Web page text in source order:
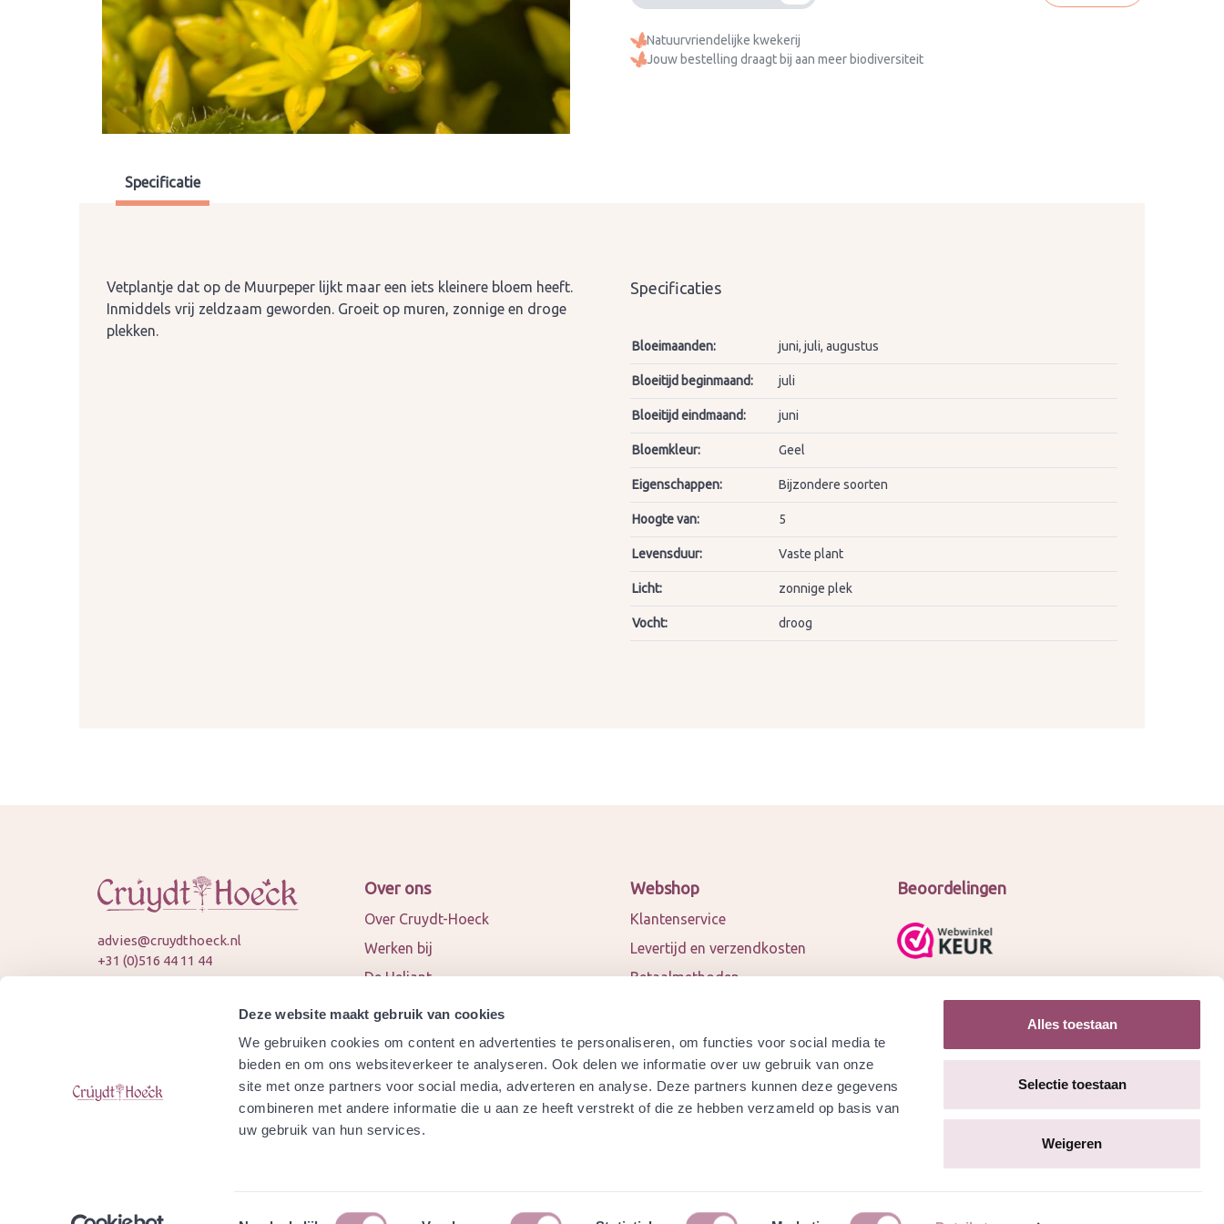
Deze website maakt gebruik van cookies
We gebruiken cookies om content en advertenties te personaliseren, om functies voor social media te
bieden en om ons websiteverkeer te analyseren. Ook delen we informatie over uw gebruik van onze
site met onze partners voor social media, adverteren en analyse. Deze partners kunnen deze gegevens
combineren met andere informatie die u aan ze heeft verstrekt of die ze hebben verzameld op basis van
uw gebruik van hun services.
Toestemmingsselectie
Alles toestaan
Selectie toestaan
Weigeren
Natuurvriendelijke kwekerij
Jouw bestelling draagt bij aan meer biodiversiteit
Specificatie
Vetplantje dat op de Muurpeper lijkt maar een iets kleinere bloem heeft.
Inmiddels vrij zeldzaam geworden. Groeit op muren, zonnige en droge
plekken.
Specificaties
Bloeimaanden: juni, juli, augustus
Bloeitijd beginmaand: juli
Bloeitijd eindmaand: juni
Bloemkleur: Geel
Eigenschappen: Bijzondere soorten
Hoogte van: 5
Levensduur: Vaste plant
Licht: zonnige plek
Vocht: droog
advies@cruydthoeck.nl
+31 (0)516 44 11 44
Over ons
Over Cruydt-Hoeck
Werken bij
De Heliant
Nieuws en blogs
Contact
Samenwerkingspartners
Agenda
Is Cruydt-Hoeck biologisch
Webshop
Klantenservice
Levertijd en verzendkosten
Betaalmethoden
Privacy policy
Retourneren
Garantie
Beoordelingen